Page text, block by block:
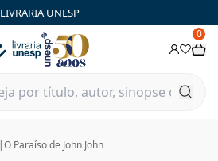
LIVRARIA UNESP
0
|O Paraíso de John John